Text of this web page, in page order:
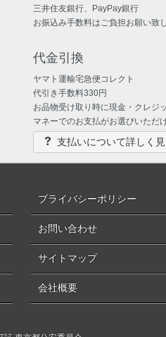
三井住友銀行、PayPay銀行
お振込み手数料はご負担お願い致し
代金引換
ヤマト運輸宅急便コレクト
代引き手数料330円
お品物受け取り時に現金・クレジ
マネーでのお支払がお選びいただけ
支払いについて詳しく見
プライバシーポリシー
お問い合わせ
サイトマップ
会社概要